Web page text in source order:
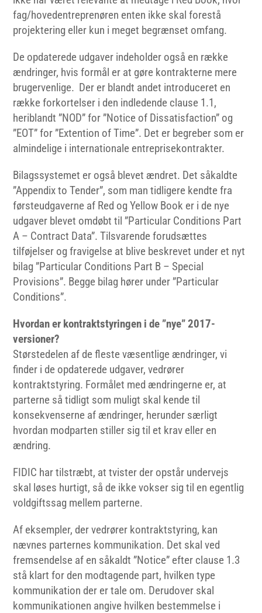
fag/hovedentreprenøren enten ikke skal forestå
projektering eller kun i meget begrænset omfang.
De opdaterede udgaver indeholder også en række
ændringer, hvis formål er at gøre kontrakterne mere
brugervenlige. Der er blandt andet introduceret en
række forkortelser i den indledende clause 1.1,
heriblandt ”NOD” for ”Notice of Dissatisfaction” og
”EOT” for ”Extention of Time”. Det er begreber som er
almindelige i internationale entreprisekontrakter.
Bilagssystemet er også blevet ændret. Det såkaldte
”Appendix to Tender”, som man tidligere kendte fra
førsteudgaverne af Red og Yellow Book er i de nye
udgaver blevet omdøbt til ”Particular Conditions Part
A – Contract Data”. Tilsvarende forudsættes
tilføjelser og fravigelse at blive beskrevet under et nyt
bilag ”Particular Conditions Part B – Special
Provisions”. Begge bilag hører under ”Particular
Conditions”.
Hvordan er kontraktstyringen i de ”nye” 2017-
versioner?
Størstedelen af de fleste væsentlige ændringer, vi
finder i de opdaterede udgaver, vedrører
kontraktstyring. Formålet med ændringerne er, at
parterne så tidligt som muligt skal kende til
konsekvenserne af ændringer, herunder særligt
hvordan modparten stiller sig til et krav eller en
ændring.
FIDIC har tilstræbt, at tvister der opstår undervejs
skal løses hurtigt, så de ikke vokser sig til en egentlig
voldgiftssag mellem parterne.
Af eksempler, der vedrører kontraktstyring, kan
nævnes parternes kommunikation. Det skal ved
fremsendelse af en såkaldt ”Notice” efter clause 1.3
stå klart for den modtagende part, hvilken type
kommunikation der er tale om. Derudover skal
kommunikationen angive hvilken bestemmelse i